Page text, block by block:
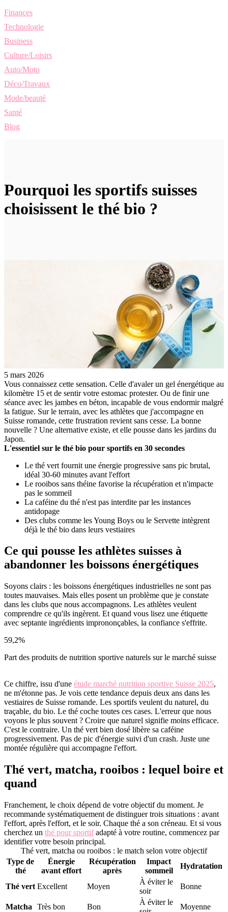
Finances
Technologie
Business
Culture/Loisirs
Auto/Moto
Déco/Travaux
Mode/beauté
Santé
Blog
Pourquoi les sportifs suisses
choisissent le thé bio ?
5 mars 2026
Vous connaissez cette sensation. Celle d'avaler un gel énergétique au
kilomètre 15 et de sentir votre estomac protester. Ou de finir une
séance avec les jambes en béton, incapable de vous endormir malgré
la fatigue. Sur le terrain, avec les athlètes que j'accompagne en
Suisse romande, cette frustration revient sans cesse. La bonne
nouvelle ? Une alternative existe, et elle pousse dans les jardins du
Japon.
L'essentiel sur le thé bio pour sportifs en 30 secondes
Le thé vert fournit une énergie progressive sans pic brutal,
idéal 30-60 minutes avant l'effort
Le rooibos sans théine favorise la récupération et n'impacte
pas le sommeil
La caféine du thé n'est pas interdite par les instances
antidopage
Des clubs comme les Young Boys ou le Servette intègrent
déjà le thé bio dans leurs vestiaires
Ce qui pousse les athlètes suisses à
abandonner les boissons énergétiques
Soyons clairs : les boissons énergétiques industrielles ne sont pas
toutes mauvaises. Mais elles posent un problème que je constate
dans les clubs que nous accompagnons. Les athlètes veulent
comprendre ce qu'ils ingèrent. Et quand vous lisez une étiquette
avec septante ingrédients imprononçables, la confiance s'effrite.
59,2%
Part des produits de nutrition sportive naturels sur le marché suisse
Ce chiffre, issu d'une étude marché nutrition sportive Suisse 2025,
ne m'étonne pas. Je vois cette tendance depuis deux ans dans les
vestiaires de Suisse romande. Les sportifs veulent du naturel, du
traçable, du bio. Le thé coche toutes ces cases. L'erreur que nous
voyons le plus souvent ? Croire que naturel signifie moins efficace.
C'est le contraire. Un thé vert bien dosé libère sa caféine
progressivement. Pas de pic d'énergie suivi d'un crash. Juste une
montée régulière qui accompagne l'effort.
Thé vert, matcha, rooibos : lequel boire et
quand
Franchement, le choix dépend de votre objectif du moment. Je
recommande systématiquement de distinguer trois situations : avant
l'effort, après l'effort, et le soir. Chaque thé a son créneau. Et si vous
cherchez un thé pour sportifadapté à votre routine, commencez par
identifier votre besoin principal.
Thé vert, matcha ou rooibos : le match selon votre objectif
Type de
thé
Énergie
avant effort
Récupération
après
Impact
sommeil
Hydratation
Thé vert Excellent Moyen
À éviter le
soir
Bonne
Matcha Très bon Bon
À éviter le
Moyenne